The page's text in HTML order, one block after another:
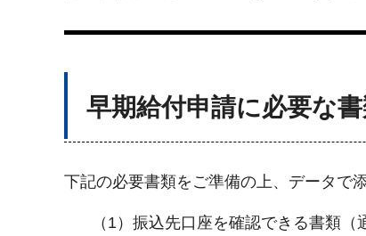
早期給付申請に必要な
下記の必要書類をご準備の上、データで
（1）振込先口座を確認できる書類（